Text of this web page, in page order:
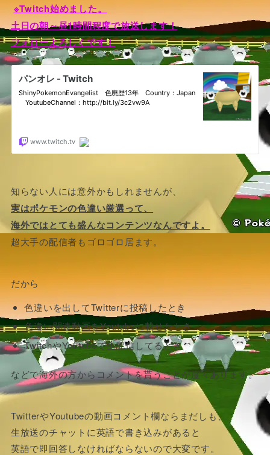
※Twitch始めました。
土日の朝～昼1時間程度で放送します！
フォローよろしくです！
知らない人には意外かもしれませんが、
実はポケモンの色違い厳選って、
海外ではとても盛んなコンテンツなんですよ。
超大手の配信者もゴロゴロ居ます。
だから
色違いを出してTwitterに投稿したとき
色違い関連動画をYoutubeに載せたとき
TwitchやYoutubeで生配信してるとき
などで海外の方からコメントを貰うことが度々あります。
TwitterやYoutubeの動画コメント欄ならまだしも、
生放送のチャットに英語で書き込みがあると
英語で即回答しなければならないので大変です。